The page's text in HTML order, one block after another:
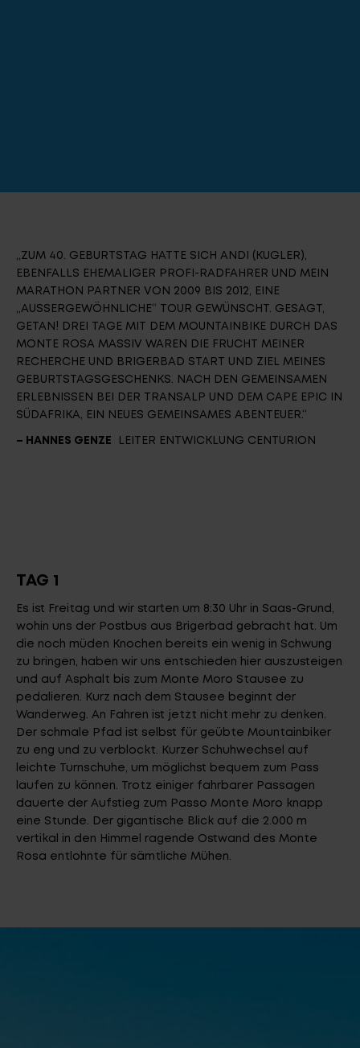
„ZUM 40. GEBURTSTAG HATTE SICH ANDI (KUGLER),
EBENFALLS EHEMALIGER PROFI-RADFAHRER UND MEIN
MARATHON PARTNER VON 2009 BIS 2012, EINE
„AUSSERGEWÖHNLICHE“ TOUR GEWÜNSCHT. GESAGT,
GETAN! DREI TAGE MIT DEM MOUNTAINBIKE DURCH DAS
MONTE ROSA MASSIV WAREN DIE FRUCHT MEINER
RECHERCHE UND BRIGERBAD START UND ZIEL MEINES
GEBURTSTAGSGESCHENKS. NACH DEN GEMEINSAMEN
ERLEBNISSEN BEI DER TRANSALP UND DEM CAPE EPIC IN
SÜDAFRIKA, EIN NEUES GEMEINSAMES ABENTEUER.“
– HANNES GENZE LEITER ENTWICKLUNG CENTURION
TAG 1
Es ist Freitag und wir starten um 8:30 Uhr in Saas-Grund,
wohin uns der Postbus aus Brigerbad gebracht hat. Um
die noch müden Knochen bereits ein wenig in Schwung
zu bringen, haben wir uns entschieden hier auszusteigen
und auf Asphalt bis zum Monte Moro Stausee zu
pedalieren. Kurz nach dem Stausee beginnt der
Wanderweg. An Fahren ist jetzt nicht mehr zu denken.
Der schmale Pfad ist selbst für geübte Mountainbiker
zu eng und zu verblockt. Kurzer Schuhwechsel auf
leichte Turnschuhe, um möglichst bequem zum Pass
laufen zu können. Trotz einiger fahrbarer Passagen
dauerte der Aufstieg zum Passo Monte Moro knapp
eine Stunde. Der gigantische Blick auf die 2.000 m
vertikal in den Himmel ragende Ostwand des Monte
Rosa entlohnte für sämtliche Mühen.